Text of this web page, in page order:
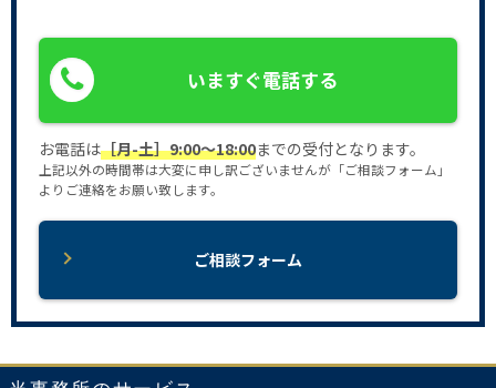
いますぐ電話する
お電話は［月-土］9:00〜18:00までの受付となります。
上記以外の時間帯は大変に申し訳ございませんが「ご相談フォーム」
よりご連絡をお願い致します。
ご相談フォーム